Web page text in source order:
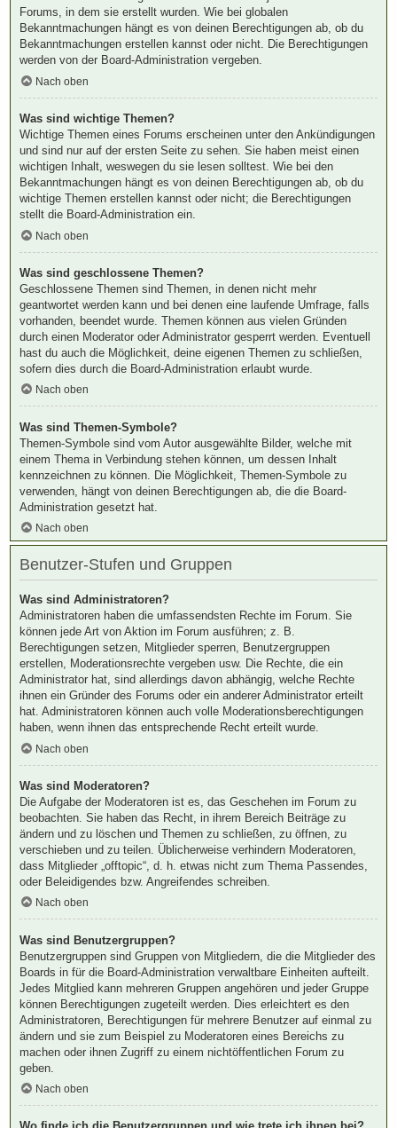
Forums, in dem sie erstellt wurden. Wie bei globalen
Bekanntmachungen hängt es von deinen Berechtigungen ab, ob du
Bekanntmachungen erstellen kannst oder nicht. Die Berechtigungen
werden von der Board-Administration vergeben.
Nach oben
Was sind wichtige Themen?
Wichtige Themen eines Forums erscheinen unter den Ankündigungen
und sind nur auf der ersten Seite zu sehen. Sie haben meist einen
wichtigen Inhalt, weswegen du sie lesen solltest. Wie bei den
Bekanntmachungen hängt es von deinen Berechtigungen ab, ob du
wichtige Themen erstellen kannst oder nicht; die Berechtigungen
stellt die Board-Administration ein.
Nach oben
Was sind geschlossene Themen?
Geschlossene Themen sind Themen, in denen nicht mehr
geantwortet werden kann und bei denen eine laufende Umfrage, falls
vorhanden, beendet wurde. Themen können aus vielen Gründen
durch einen Moderator oder Administrator gesperrt werden. Eventuell
hast du auch die Möglichkeit, deine eigenen Themen zu schließen,
sofern dies durch die Board-Administration erlaubt wurde.
Nach oben
Was sind Themen-Symbole?
Themen-Symbole sind vom Autor ausgewählte Bilder, welche mit
einem Thema in Verbindung stehen können, um dessen Inhalt
kennzeichnen zu können. Die Möglichkeit, Themen-Symbole zu
verwenden, hängt von deinen Berechtigungen ab, die die Board-
Administration gesetzt hat.
Nach oben
Benutzer-Stufen und Gruppen
Was sind Administratoren?
Administratoren haben die umfassendsten Rechte im Forum. Sie
können jede Art von Aktion im Forum ausführen; z. B.
Berechtigungen setzen, Mitglieder sperren, Benutzergruppen
erstellen, Moderationsrechte vergeben usw. Die Rechte, die ein
Administrator hat, sind allerdings davon abhängig, welche Rechte
ihnen ein Gründer des Forums oder ein anderer Administrator erteilt
hat. Administratoren können auch volle Moderationsberechtigungen
haben, wenn ihnen das entsprechende Recht erteilt wurde.
Nach oben
Was sind Moderatoren?
Die Aufgabe der Moderatoren ist es, das Geschehen im Forum zu
beobachten. Sie haben das Recht, in ihrem Bereich Beiträge zu
ändern und zu löschen und Themen zu schließen, zu öffnen, zu
verschieben und zu teilen. Üblicherweise verhindern Moderatoren,
dass Mitglieder „offtopic“, d. h. etwas nicht zum Thema Passendes,
oder Beleidigendes bzw. Angreifendes schreiben.
Nach oben
Was sind Benutzergruppen?
Benutzergruppen sind Gruppen von Mitgliedern, die die Mitglieder des
Boards in für die Board-Administration verwaltbare Einheiten aufteilt.
Jedes Mitglied kann mehreren Gruppen angehören und jeder Gruppe
können Berechtigungen zugeteilt werden. Dies erleichtert es den
Administratoren, Berechtigungen für mehrere Benutzer auf einmal zu
ändern und sie zum Beispiel zu Moderatoren eines Bereichs zu
machen oder ihnen Zugriff zu einem nichtöffentlichen Forum zu
geben.
Nach oben